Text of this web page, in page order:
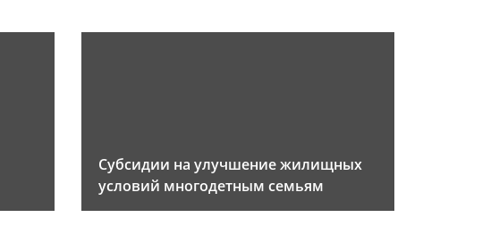
Субсидии на улучшение жилищных
условий многодетным семьям